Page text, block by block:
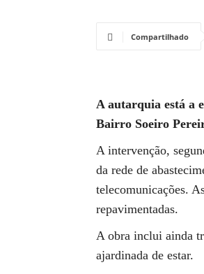
Compartilhado
A autarquia está a
Bairro Soeiro
A intervenção,
da rede de
telecomunicações.
repavimentadas.
A obra inclui ainda
ajardinada de estar.